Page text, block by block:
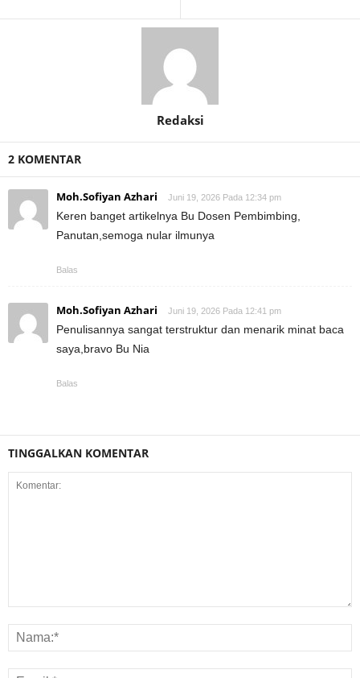
Redaksi
2 KOMENTAR
Moh.Sofiyan Azhari Juni 19, 2026 Pada 12:34 pm
Keren banget artikelnya Bu Dosen Pembimbing,
Panutan,semoga nular ilmunya
Balas
Moh.Sofiyan Azhari Juni 19, 2026 Pada 12:41 pm
Penulisannya sangat terstruktur dan menarik minat baca
saya,bravo Bu Nia
Balas
TINGGALKAN KOMENTAR